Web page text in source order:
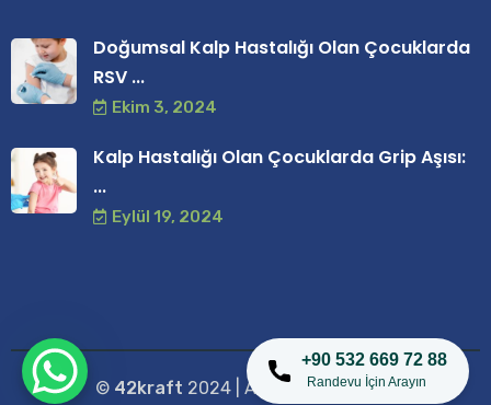
+90 532 669 72 88
Randevu İçin Arayın
Doğumsal Kalp Hastalığı Olan Çocuklarda
RSV ...
Ekim 3, 2024
Kalp Hastalığı Olan Çocuklarda Grip Aşısı:
...
Eylül 19, 2024
© 42kraft 2024 | All Right Reserved